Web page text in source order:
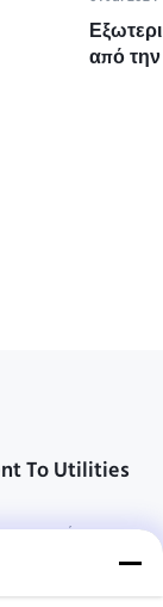
από
To Utilities
απαιτήσεις των